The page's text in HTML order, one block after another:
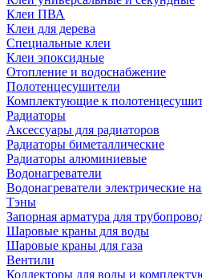
Клеи ПВА
Клеи для дерева
Специальные клеи
Клеи эпоксидные
Отопление и водоснабжение
Полотенцесушители
Комплектующие к
Радиаторы
Аксессуары для радиаторов
Радиаторы биметаллические
Радиаторы алюминиевые
Водонагреватели
Водонагреватели электрические
Тэны
Запорная арматура для
Шаровые краны для воды
Шаровые краны для газа
Вентили
Коллекторы для воды и